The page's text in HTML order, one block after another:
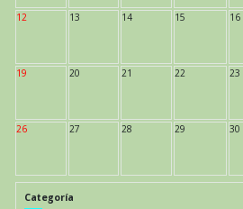
12 13 14 15 16
19 20 21 22 23
26 27 28 29 30
Categoría